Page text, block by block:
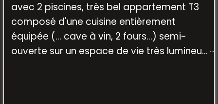
avec 2 piscines, très bel appartement T3
composé d'une cuisine entièrement
équipée (... cave à vin, 2 fours...) semi-
ouverte sur un espace de vie très lumineux